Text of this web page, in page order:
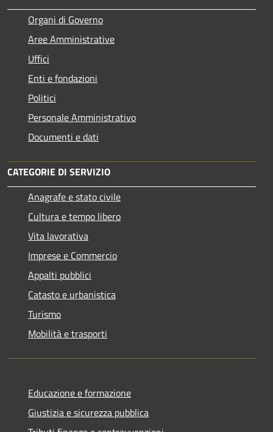
Organi di Governo
Aree Amministrative
Uffici
Enti e fondazioni
Politici
Personale Amministrativo
Documenti e dati
CATEGORIE DI SERVIZIO
Anagrafe e stato civile
Cultura e tempo libero
Vita lavorativa
Imprese e Commercio
Appalti pubblici
Catasto e urbanistica
Turismo
Mobilità e trasporti
Educazione e formazione
Giustizia e sicurezza pubblica